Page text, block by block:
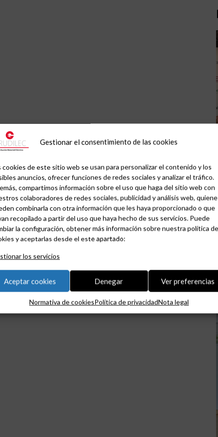
Gestionar el consentimiento de las cookies
cookies de este sitio web se usan para personalizar el contenido y los
anuncios, ofrecer funciones de redes sociales y analizar el tráfico.
compartimos información sobre el uso que haga del sitio web con
colaboradores de redes sociales, publicidad y análisis web,
combinarla con otra información que les haya proporcionado o que
recopilado a partir del uso que haya hecho de sus servicios. Puede
la configuración, obtener más información sobre nuestra política de
y aceptarlas desde el este apartado:
los servicios
Aceptar cookies Denegar Ver preferencias
Normativa de cookiesPolítica de privacidadNota legal